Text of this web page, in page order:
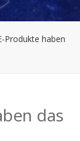
Verletzung
wird die
Produkte haben
das